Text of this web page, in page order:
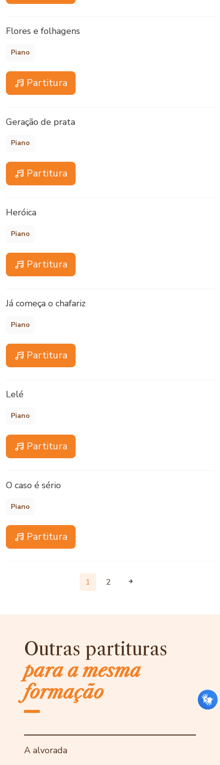
Flores e folhagens
Piano
Partitura
Geração de prata
Piano
Partitura
Heróica
Piano
Partitura
Já começa o chafariz
Piano
Partitura
Lelé
Piano
Partitura
O caso é sério
Piano
Partitura
1 2
Outras partituras
para a mesma
formação
A alvorada